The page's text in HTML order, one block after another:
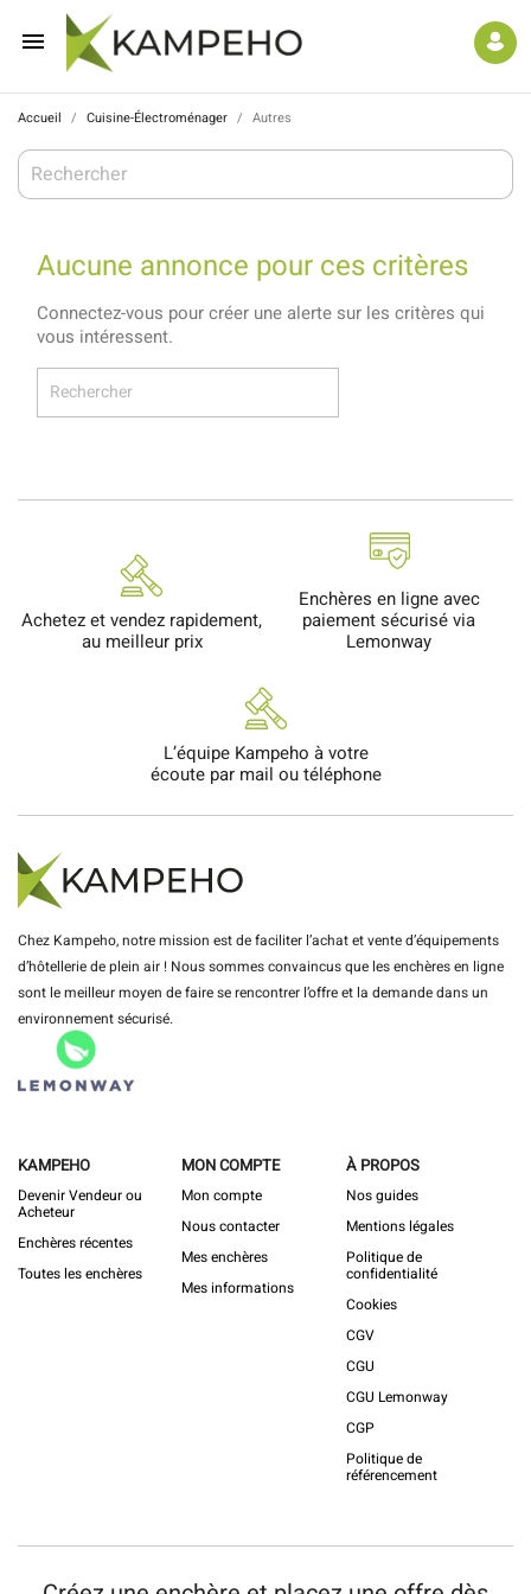

Accueil Cuisine-Électroménager Autres
Aucune annonce pour ces critères
Connectez-vous pour créer une alerte sur les critères qui
vous intéressent.
Achetez et vendez rapidement,
au meilleur prix
Enchères en ligne avec
paiement sécurisé via
Lemonway
L’équipe Kampeho à votre
écoute par mail ou téléphone
Chez Kampeho, notre mission est de faciliter l’achat et vente d’équipements
d’hôtellerie de plein air ! Nous sommes convaincus que les enchères en ligne
sont le meilleur moyen de faire se rencontrer l’offre et la demande dans un
environnement sécurisé.
KAMPEHO
Devenir Vendeur ou
Acheteur
Enchères récentes
Toutes les enchères
MON COMPTE
Mon compte
Nous contacter
Mes enchères
Mes informations
À PROPOS
Nos guides
Mentions légales
Politique de
confidentialité
Cookies
CGV
CGU
CGU Lemonway
CGP
Politique de
référencement